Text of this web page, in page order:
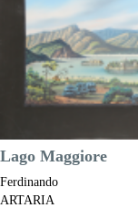
Luogo di Stampa:
Lago Maggiore
Ferdinando
ARTARIA